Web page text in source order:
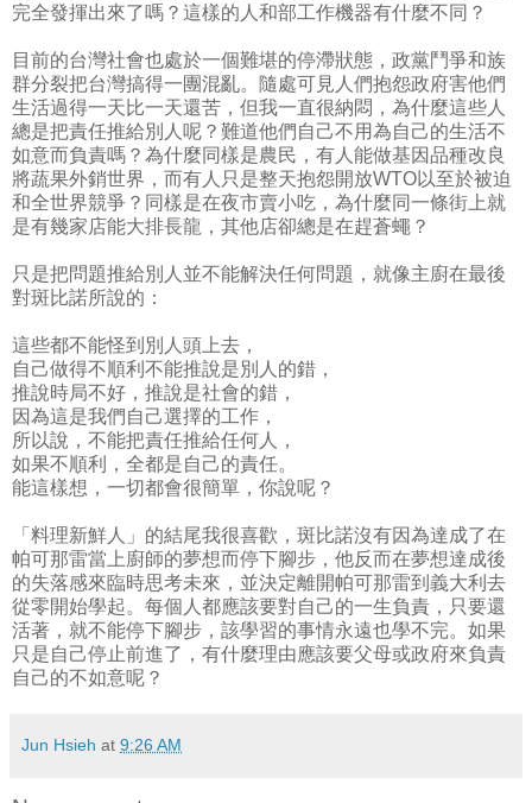
完全發揮出來了嗎？這樣的人和部工作機器有什麼不同？
目前的台灣社會也處於一個難堪的停滯狀態，政黨鬥爭和族
群分裂把台灣搞得一團混亂。隨處可見人們抱怨政府害他們
生活過得一天比一天還苦，但我一直很納悶，為什麼這些人
總是把責任推給別人呢？難道他們自己不用為自己的生活不
如意而負責嗎？為什麼同樣是農民，有人能做基因品種改良
將蔬果外銷世界，而有人只是整天抱怨開放WTO以至於被迫
和全世界競爭？同樣是在夜市賣小吃，為什麼同一條街上就
是有幾家店能大排長龍，其他店卻總是在趕蒼蠅？
只是把問題推給別人並不能解決任何問題，就像主廚在最後
對斑比諾所說的：
這些都不能怪到別人頭上去，
自己做得不順利不能推說是別人的錯，
推說時局不好，推說是社會的錯，
因為這是我們自己選擇的工作，
所以說，不能把責任推給任何人，
如果不順利，全都是自己的責任。
能這樣想，一切都會很簡單，你說呢？
「料理新鮮人」的結尾我很喜歡，斑比諾沒有因為達成了在
帕可那雷當上廚師的夢想而停下腳步，他反而在夢想達成後
的失落感來臨時思考未來，並決定離開帕可那雷到義大利去
從零開始學起。每個人都應該要對自己的一生負責，只要還
活著，就不能停下腳步，該學習的事情永遠也學不完。如果
只是自己停止前進了，有什麼理由應該要父母或政府來負責
自己的不如意呢？
Jun Hsieh at 9:26 AM